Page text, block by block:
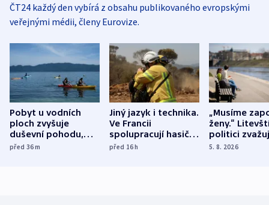
ČT24 každý den vybírá z obsahu publikovaného evropskými
veřejnými médii, členy Eurovize.
Pobyt u vodních
ploch zvyšuje
duševní pohodu,
ukázala
před 36m
Jiný jazyk i technika.
Ve Francii
spolupracují hasiči z
různých zemí
před 16h
„Musíme
ženy.“
politici
dohodu o
5. 8. 2026